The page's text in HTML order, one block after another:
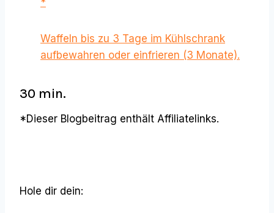
Waffeln bis zu 3 Tage im Kühlschrank
aufbewahren oder einfrieren (3 Monate).
30 min.
*Dieser Blogbeitrag enthält Affiliatelinks.
Hole dir dein: